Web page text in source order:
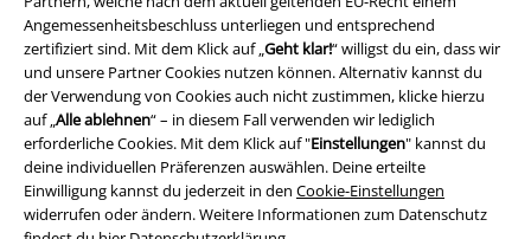
Angemessenheitsbeschluss unterliegen und entsprechend
zertifiziert sind. Mit dem Klick auf „Geht klar!“ willigst du ein, dass wir
und unsere Partner Cookies nutzen können. Alternativ kannst du
der Verwendung von Cookies auch nicht zustimmen, klicke hierzu
auf „Alle ablehnen“ – in diesem Fall verwenden wir lediglich
erforderliche Cookies. Mit dem Klick auf "Einstellungen" kannst du
deine individuellen Präferenzen auswählen. Deine erteilte
Einwilligung kannst du jederzeit in den Cookie-Einstellungen
widerrufen oder ändern. Weitere Informationen zum Datenschutz
Impressum
Datenschutz
Entsorgung und Umweltschutz
Konformitätserklärung